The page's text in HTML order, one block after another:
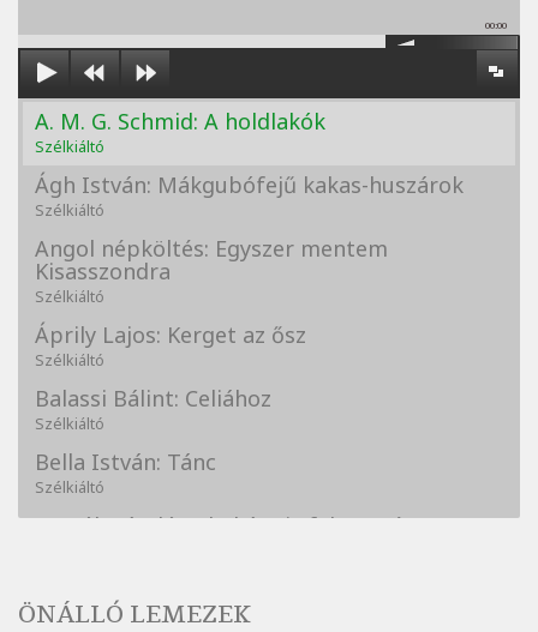
00:00
A. M. G. Schmid: A holdlakók
Szélkiáltó
Ágh István: Mákgubófejű kakas-huszárok
Szélkiáltó
Angol népköltés: Egyszer mentem
Kisasszondra
Szélkiáltó
Áprily Lajos: Kerget az ősz
Szélkiáltó
Balassi Bálint: Celiához
Szélkiáltó
Bella István: Tánc
Szélkiáltó
Bertók László: A kukára is fel vagy írva
Szélkiáltó
ÖNÁLLÓ LEMEZEK